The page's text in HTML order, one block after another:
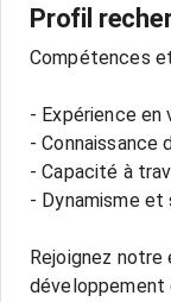
Profil
Compétences
- Expérience
- Connaissance
- Capacité à
- Dynamisme
Rejoignez notre
développement